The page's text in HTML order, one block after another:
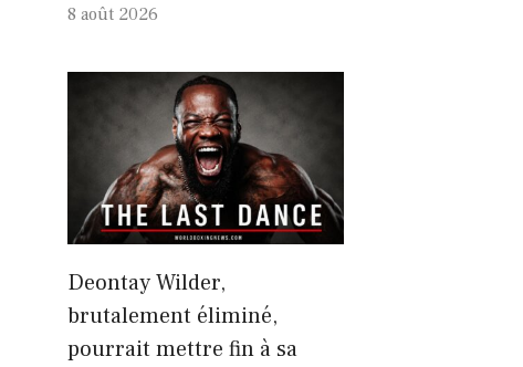
8 août 2026
Deontay Wilder,
brutalement éliminé,
pourrait mettre fin à sa